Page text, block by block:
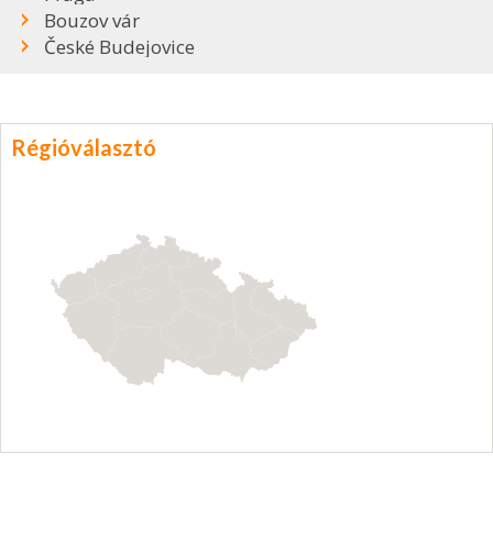
Bouzov vár
České Budejovice
Régióválasztó